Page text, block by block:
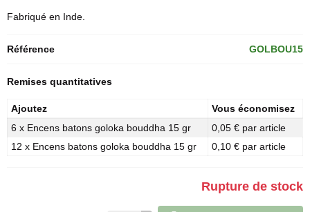
Fabriqué en Inde.
Référence GOLBOU15
Remises quantitatives
Ajoutez
Vous économisez
6 x Encens batons goloka bouddha 15 gr
0,05 € par article
12 x Encens batons goloka bouddha 15 gr
0,10 € par article
Rupture de stock